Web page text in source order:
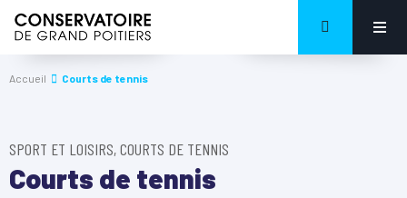
Accueil Courts de tennis
SPORT ET LOISIRS, COURTS DE TENNIS
Courts de tennis